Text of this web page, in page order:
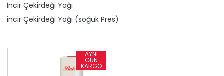
İncir Çekirdeği Yağı
​incir Çekirdeği Yağı (soğuk Pres)